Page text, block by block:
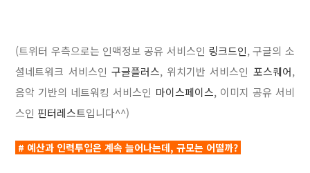
(트위터 우측으로는 인맥정보 공유 서비스인 링크드인, 구글의 소
셜네트워크 서비스인 구글플러스, 위치기반 서비스인 포스퀘어,
음악 기반의 네트워킹 서비스인 마이스페이스, 이미지 공유 서비
스인 핀터레스트입니다^^)
# 예산과 인력투입은 계속 늘어나는데, 규모는 어떨까?